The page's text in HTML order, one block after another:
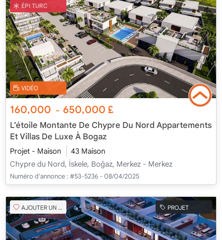
ÉPI TURC
VIDÉO
160,000 ~ 650,000£
L’étoile Montante De Chypre Du Nord Appartements
Et Villas De Luxe À Bogaz
Projet - Maison
43 Maison
Chypre du Nord, İskele, Boğaz, Merkez - Merkez
Numéro d'annonce : #53-5236 - 08/04/2025
AJOUTER UN FAVORI PROJET